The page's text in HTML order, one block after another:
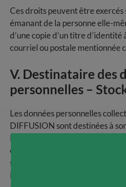
Ces droits peuvent être
émanant de la personne elle-
d’une copie d’un titre d’identité
courriel ou postale mentionnée
V. Destinataire des
personnelles –
Les données personnelles
DIFFUSION sont destinées à
Les données personnelles
échéant, par ses sous-traitants
stockage et de sécurité
informatique) ou à des fins de